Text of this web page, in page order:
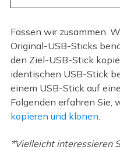
Fassen wir zusammen.
Original-USB-Sticks
den Ziel-USB-Stick
identischen USB-Stick
einem USB-Stick auf
Folgenden erfahren Sie,
kopieren und klonen.
*Vielleicht interessieren